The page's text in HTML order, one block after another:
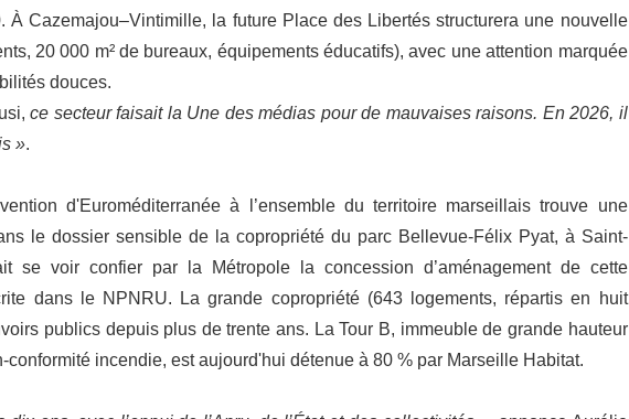
À Cazemajou–Vintimille, la future Place des Libertés structurera une nouvelle
20 000 m² de bureaux, équipements éducatifs), avec une attention marquée
douces.
ce secteur faisait la Une des médias pour de mauvaises raisons. En 2026, il
».
d'Euroméditerranée à l’ensemble du territoire marseillais trouve une
le dossier sensible de la copropriété du parc Bellevue-Félix Pyat, à Saint-
se voir confier par la Métropole la concession d’aménagement de cette
dans le NPNRU. La grande copropriété (643 logements, répartis en huit
publics depuis plus de trente ans. La Tour B, immeuble de grande hauteur
conformité incendie, est aujourd'hui détenue à 80 % par Marseille Habitat.